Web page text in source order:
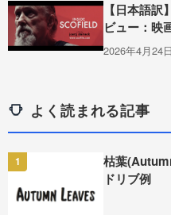
【日本語
ビュー：映
2026年4月24日
よく読まれる記事
1
枯葉
ドリブ例